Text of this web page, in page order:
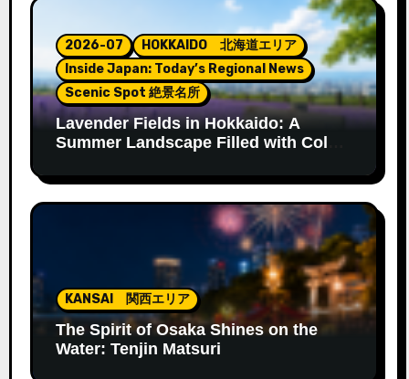
2026-07
HOKKAIDO 北海道エリア
Inside Japan: Today’s Regional News
Scenic Spot 絶景名所
Lavender Fields in Hokkaido: A
Summer Landscape Filled with Color
KANSAI 関西エリア
The Spirit of Osaka Shines on the
Water: Tenjin Matsuri